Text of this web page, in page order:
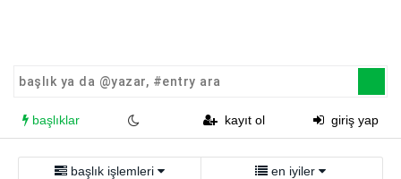
başlıklar kayıt ol giriş yap
başlık işlemleri en iyiler